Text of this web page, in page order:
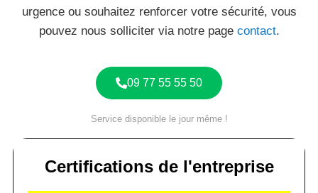
urgence ou souhaitez renforcer votre sécurité, vous
pouvez nous solliciter via notre page contact.
09 77 55 55 50
Service disponible le jour même !
Certifications de l'entreprise